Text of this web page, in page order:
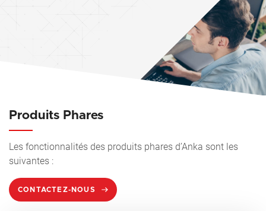
Produits Phares
Les fonctionnalités des produits phares d’Anka sont les
suivantes :
CONTACTEZ-NOUS